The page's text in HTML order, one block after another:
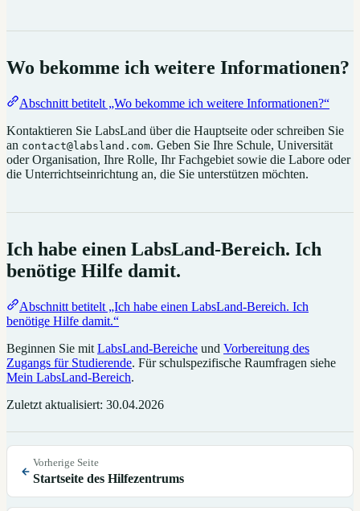
Wo bekomme ich weitere Informationen?
Abschnitt betitelt „Wo bekomme ich weitere Informationen?“
Kontaktieren Sie LabsLand über die Hauptseite oder schreiben Sie
an contact@labsland.com. Geben Sie Ihre Schule, Universität
oder Organisation, Ihre Rolle, Ihr Fachgebiet sowie die Labore oder
die Unterrichtseinrichtung an, die Sie unterstützen möchten.
Ich habe einen LabsLand-Bereich. Ich
benötige Hilfe damit.
Abschnitt betitelt „Ich habe einen LabsLand-Bereich. Ich
benötige Hilfe damit.“
Beginnen Sie mit LabsLand-Bereiche und Vorbereitung des
Zugangs für Studierende. Für schulspezifische Raumfragen siehe
Mein LabsLand-Bereich.
Zuletzt aktualisiert: 30.04.2026
Vorherige Seite
Startseite des Hilfezentrums